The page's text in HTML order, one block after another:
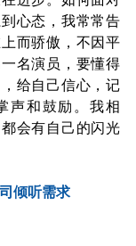
心态，我常常告
而骄傲，不因平
名演员，要懂得
给自己信心，记
声和鼓励。我相
会有自己的闪光
倾听需求